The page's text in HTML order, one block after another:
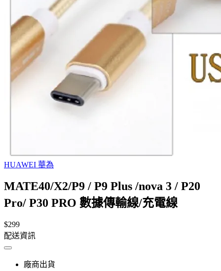
HUAWEI 華為
MATE40/X2/P9 / P9 Plus /nova 3 / P20
Pro/ P30 PRO 數據傳輸線/充電線
$299
配送資訊
廠商出貨